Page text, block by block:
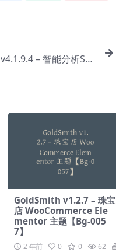
– 智能分析SE
GoldSmith v1.2.7 – 珠宝
店 WooCommerce Ele
mentor 主题【Bg-005
7】
2 年前 0 0 62